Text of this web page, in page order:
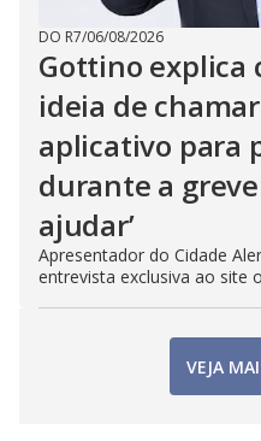
DO R7/06/08/2026
Gottino explica
ideia de
aplicativo para
durante a
ajudar’
Apresentador do Cidade
entrevista exclusiva ao site
VEJA